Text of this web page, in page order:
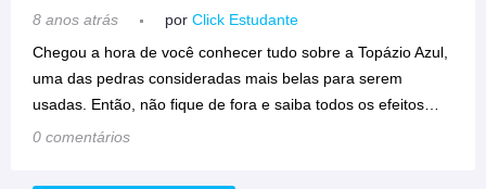
8 anos atrás por Click Estudante
Chegou a hora de você conhecer tudo sobre a Topázio Azul,
uma das pedras consideradas mais belas para serem
usadas. Então, não fique de fora e saiba todos os efeitos…
0 comentários